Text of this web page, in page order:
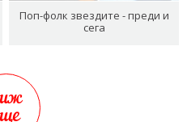
Поп-фолк звездите - преди и
сега